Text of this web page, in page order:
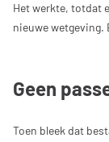
Het werkte, totdat
nieuwe wetgeving.
Geen
Toen bleek dat